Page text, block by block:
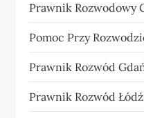
Prawnik Rozwodowy
Pomoc Przy
Prawnik Rozwód
Prawnik Rozwód Łódź